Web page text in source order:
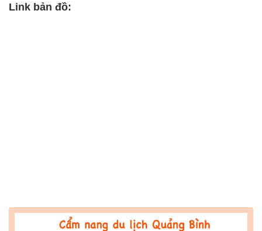
Link bản đồ: